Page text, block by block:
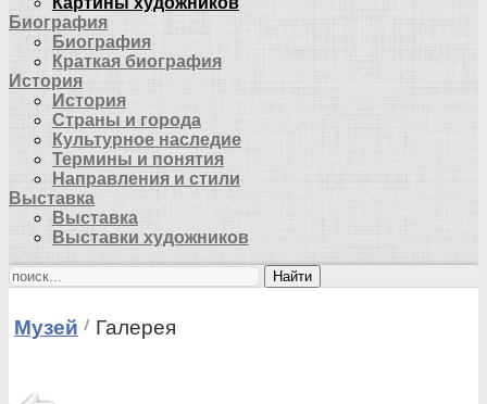
Биография
Биография
Краткая биография
История
История
Страны и города
Культурное наследие
Термины и понятия
Направления и стили
Выставка
Выставка
Выставки художников
Найти
Музей Галерея